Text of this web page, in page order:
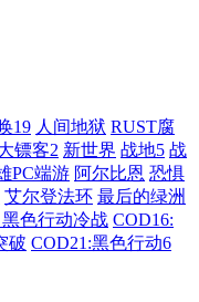
19 人间地狱 RUST腐
镖客2 新世界 战地5 战
PC端游 阿尔比恩 恐惧
艾尔登法环 最后的绿洲
黑色行动冷战 COD16:
破 COD21:黑色行动6